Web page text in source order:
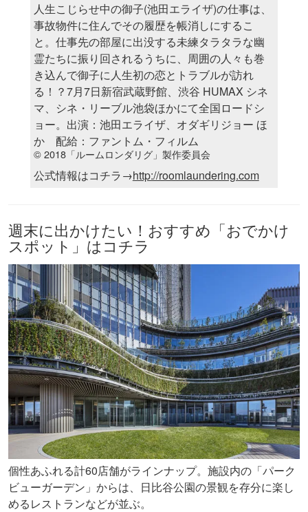
人生こじらせ中の御子(池田エライザ)の仕事は、
事故物件に住んでその履歴を帳消しにするこ
と。仕事先の部屋に出没する未練タラタラな幽
霊たちに振り回されるうちに、周囲の人々も巻
き込んで御子に人生初の恋とトラブルが訪れ
る！？7月7日新宿武蔵野館、渋谷 HUMAX シネ
マ、シネ・リーブル池袋ほかにて全国ロードシ
ョー。出演：池田エライザ、オダギリジョー ほ
か 配給：ファントム・フィルム
© 2018「ルームロンダリグ」製作委員会
公式情報はコチラ→http://roomlaundering.com
週末に出かけたい！おすすめ「おでかけ
スポット」はコチラ
個性あふれる計60店舗がラインナップ。施設内の「パーク
ビューガーデン」からは、日比谷公園の景観を存分に楽し
めるレストランなどが並ぶ。